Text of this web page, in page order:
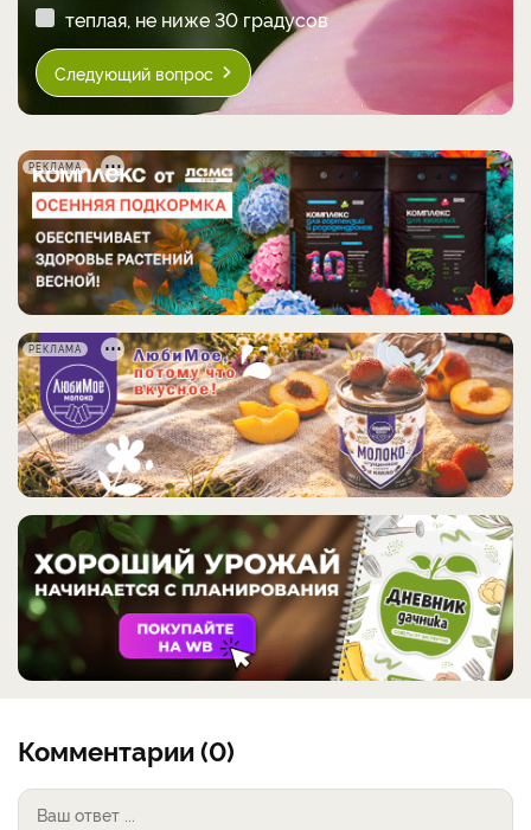
теплая, не ниже 30 градусов
Следующий вопрос
РЕКЛАМА
РЕКЛАМА
Комментарии (0)